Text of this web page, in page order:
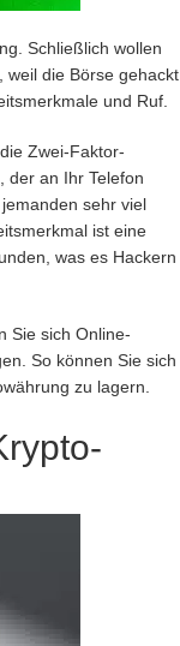
Schließlich wollen
weil die Börse gehackt
und Ruf.
Zwei-Faktor-
der an Ihr Telefon
sehr viel
ist eine
was es Hackern
Sie sich Online-
So können Sie sich
zu lagern.